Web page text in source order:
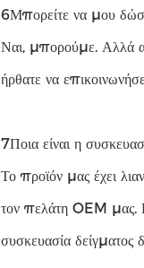
6Μπορείτε να μου
Ναι, μπορούμε. Αλλά
ήρθατε να
7Ποια είναι η
Το προϊόν μας έχει
τον πελάτη OEM μας.
συσκευασία δείγματος